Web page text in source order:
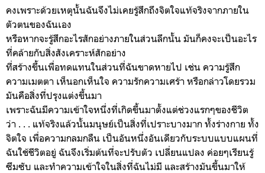
คงเพราะด้วยเหตุนั้นฉันจึงไม่เคยรู้สึกถึงจิตใจแท้จริงจากภายใน
ตัวตนของฉันเอง
หรือหากจะรู้สึกอะไรสักอย่างภายในส่วนลึกนั้น มันก็คงจะเป็นอะไร
ที่คล้ายกับสิ่งสังเคราะห์สักอย่าง
ที่สร้างขึ้นเพื่อทดแทนในส่วนที่ฉันขาดหายไป เช่น ความรู้สึก
ความเมตตา เห็นอกเห็นใจ ความรักความเศร้า หรือกล่าวโดยรวม
มันคือสิ่งที่ปรุงแต่งขึ้นมา
เพราะฉันมีความเข้าใจหนึ่งที่เกิดขึ้นมาตั้งแต่ช่วงแรกๆของชีวิต
ว่า . . . แท้จริงแล้วนั้นมนุษย์เป็นสิ่งที่เปราะบางมาก ทั้งร่างกาย ทั้ง
จิตใจ เพื่อความกลมกลืน เป็นอันหนึ่งอันเดียวกับระบบแบบแผนที่
ฉันใช้ชีวิตอยู่ ฉันจึงเริ่มต้นที่จะปรับตัว เปลี่ยนแปลง ค่อยๆเรียนรู้
ซึมซับ และทำความเข้าใจในสิ่งที่ฉันไม่มี และสร้างมันขึ้นมาให้